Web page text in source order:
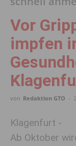
Vor
impfen
von Redaktion GTO -
Klagenfurt -
Ab Oktober